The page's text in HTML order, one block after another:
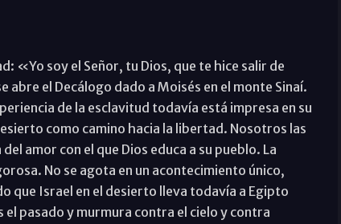
«Yo soy el Señor, tu Dios, que te hice salir de
el Decálogo dado a Moisés en el monte Sinaí.
de la esclavitud todavía está impresa en su
como camino hacia la libertad. Nosotros las
amor con el que Dios educa a su pueblo. La
No se agota en un acontecimiento único,
que Israel en el desierto lleva todavía a Egipto
pasado y murmura contra el cielo y contra